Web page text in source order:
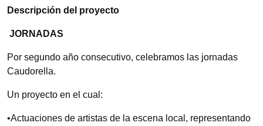
Descripción del proyecto
JORNADAS
Por segundo año consecutivo, celebramos las jornadas
Caudorella.
Un proyecto en el cual:
•Actuaciones de artistas de la escena local, representando